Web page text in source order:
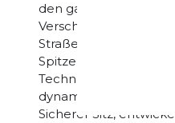
den ganzen Tag
Verschmelze mit
Straßenverkehr
Spitzenklang, ohne
Technologie Die
dynamischen
Sicherer Sitz,